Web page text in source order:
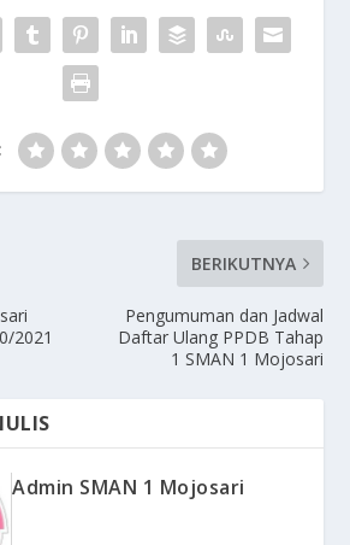
2021
BERIKUTNYA
Pengumuman dan Jadwal
Daftar Ulang PPDB Tahap
1 SMAN 1 Mojosari
Admin SMAN 1 Mojosari